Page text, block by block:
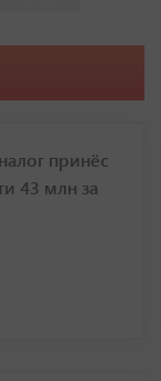
принёс
43 млн за